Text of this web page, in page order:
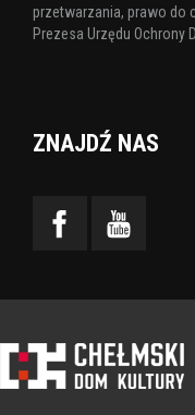
przetwarzania, prawo do
Prezesa Urzędu Ochrony
ZNAJDŹ NAS